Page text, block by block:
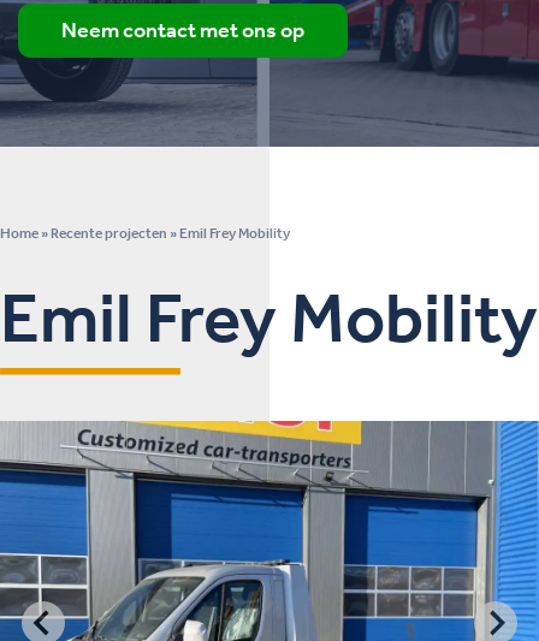
Neem contact met ons op
Home » Recente projecten » Emil Frey Mobility
Emil Frey Mobility